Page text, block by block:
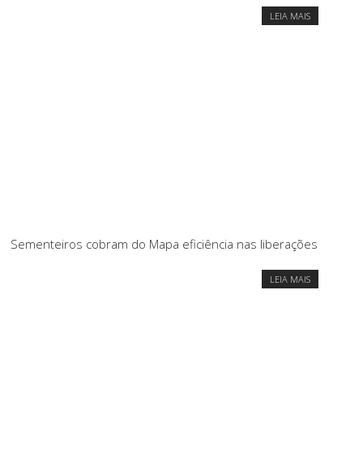
LEIA MAIS
Sementeiros cobram do Mapa eficiência nas liberações
LEIA MAIS